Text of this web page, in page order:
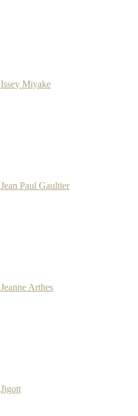
Issey Miyake
Jean Paul Gaultier
Jeanne Arthes
Jigott